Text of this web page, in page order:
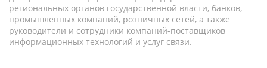
региональных органов государственной власти, банков,
промышленных компаний, розничных сетей, а также
руководители и сотрудники компаний-поставщиков
информационных технологий и услуг связи.